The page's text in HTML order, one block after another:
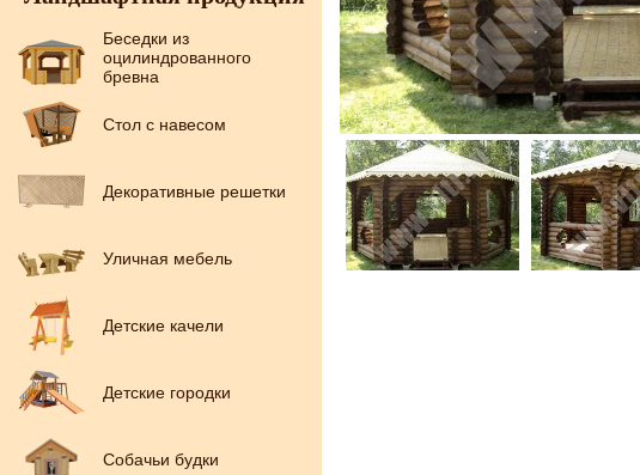
Беседки из
оцилиндрованного
бревна
Стол с навесом
Декоративные решетки
Уличная мебель
Детские качели
Детские городки
Собачьи будки